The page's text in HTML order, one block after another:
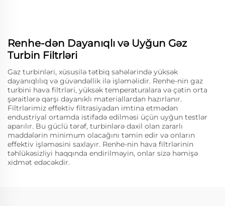
Renhe-dən Dayanıqlı və Uyğun Gəz
Turbin Filtrləri
Gaz turbinləri, xüsusilə tətbiq sahələrində yüksək
dayanıqlılıq və güvəndəllik ilə işləməlidir. Renhe-nin gaz
turbini hava filtrləri, yüksək temperaturalara və çətin orta
şəraitlərə qarşı dayanıklı materiallardan hazırlanır.
Filtrlərimiz effektiv filtrasiyadan imtina etmədən
endustriyal ortamda istifadə edilməsi üçün uyğun testlər
aparılır. Bu güclü tərəf, turbinlərə daxil olan zararlı
maddələrin minimum olacağını təmin edir və onların
effektiv işləməsini saxlayır. Renhe-nin hava filtrlərinin
təhlükəsizliyi haqqında endirilməyin, onlar sizə həmişə
xidmət edəcəkdir.